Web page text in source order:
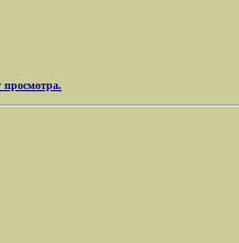
просмотра.